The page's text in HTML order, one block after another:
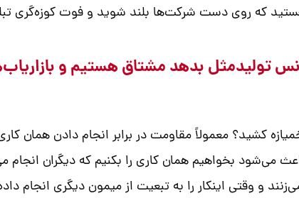
که روی دست شرکت‌ها بلند شوید و فوت کوزه‌گری
تولیدمثل بدهد مشتاق هستیم و
کشید؟ معمولاً مقاومت در برابر انجام دادن همان
بخواهیم همان کاری را بکنیم که دیگران انجام
و وقتی اینکار را به تبعیت از میمون دیگری انجام